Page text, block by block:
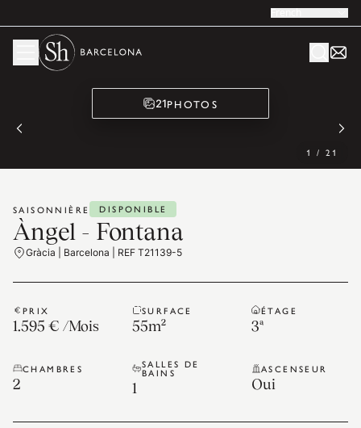
French
21PHOTOS
1 / 21
SAISONNIÈRE DISPONIBLE
Àngel - Fontana
Gràcia | Barcelona | REF T21139-5
PRIX
1.595 € /Mois
SURFACE
55m²
ÉTAGE
3ª
CHAMBRES
2
SALLES DE
BAINS
1
ASCENSEUR
Oui